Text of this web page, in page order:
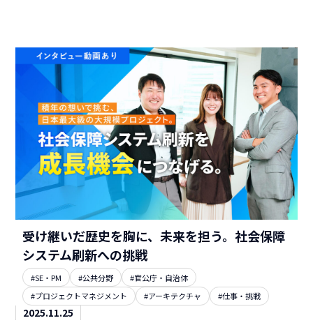
受け継いだ歴史を胸に、未来を担う。社会保障
システム刷新への挑戦
#SE・PM #公共分野
#官公庁・自治体
#プロジェクトマネジメント
#アーキテクチャ #仕事・挑戦
2025.11.25